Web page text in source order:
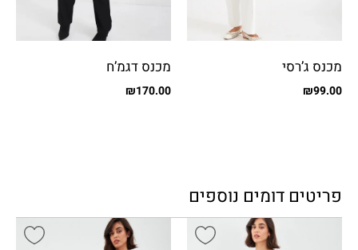
מכנס ג’רסי
₪99.00
מכנס דגמ’ח
₪170.00
פריטים דומים נוספים